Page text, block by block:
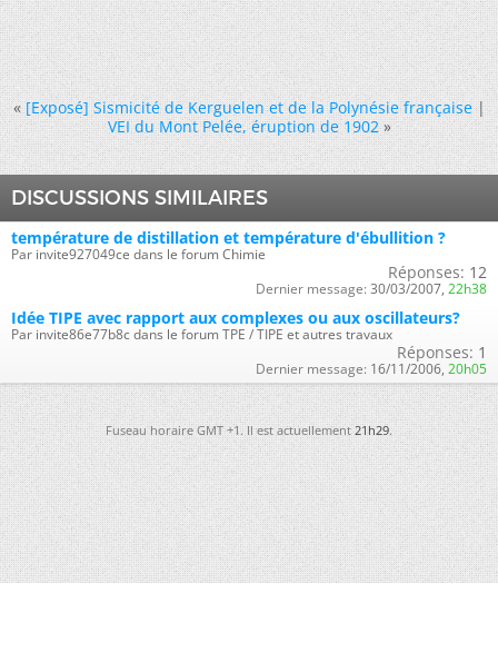
« [Exposé] Sismicité de Kerguelen et de la Polynésie française|
VEI du Mont Pelée, éruption de 1902 »
DISCUSSIONS SIMILAIRES
température de distillation et température d'ébullition ?
Par invite927049ce dans le forum Chimie
Réponses: 12
Dernier message: 30/03/2007, 22h38
Idée TIPE avec rapport aux complexes ou aux oscillateurs?
Par invite86e77b8c dans le forum TPE / TIPE et autres travaux
Réponses: 1
Dernier message: 16/11/2006, 20h05
Fuseau horaire GMT +1. Il est actuellement 21h29.